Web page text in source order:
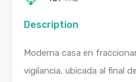
Description
Moderna casa en
vigilancia, ubicada al final